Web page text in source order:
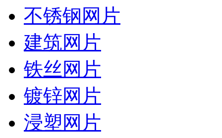
不锈钢网片
建筑网片
铁丝网片
镀锌网片
浸塑网片